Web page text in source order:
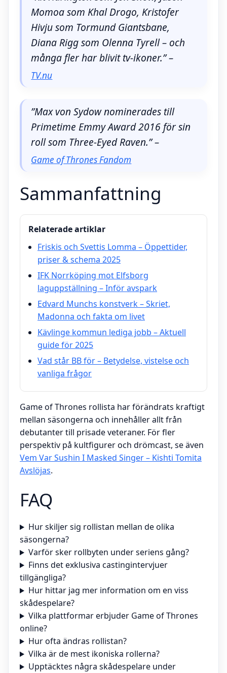
Momoa som Khal Drogo, Kristofer
Hivju som Tormund Giantsbane,
Diana Rigg som Olenna Tyrell – och
många fler har blivit tv-ikoner.” –
TV.nu
”Max von Sydow nominerades till
Primetime Emmy Award 2016 för sin
roll som Three-Eyed Raven.” –
Game of Thrones Fandom
Sammanfattning
Relaterade artiklar
Friskis och Svettis Lomma – Öppettider,
priser & schema 2025
IFK Norrköping mot Elfsborg
laguppställning – Inför avspark
Edvard Munchs konstverk – Skriet,
Madonna och fakta om livet
Kävlinge kommun lediga jobb – Aktuell
guide för 2025
Vad står BB för – Betydelse, vistelse och
vanliga frågor
Game of Thrones rollista har förändrats kraftigt
mellan säsongerna och innehåller allt från
debutanter till prisade veteraner. För fler
perspektiv på kultfigurer och drömcast, se även
Vem Var Sushin I Masked Singer – Kishti Tomita
Avslöjas.
FAQ
Hur skiljer sig rollistan mellan de olika
säsongerna?
Varför sker rollbyten under seriens gång?
Finns det exklusiva castingintervjuer
tillgängliga?
Hur hittar jag mer information om en viss
skådespelare?
Vilka plattformar erbjuder Game of Thrones
online?
Hur ofta ändras rollistan?
Vilka är de mest ikoniska rollerna?
Upptäcktes några skådespelare under